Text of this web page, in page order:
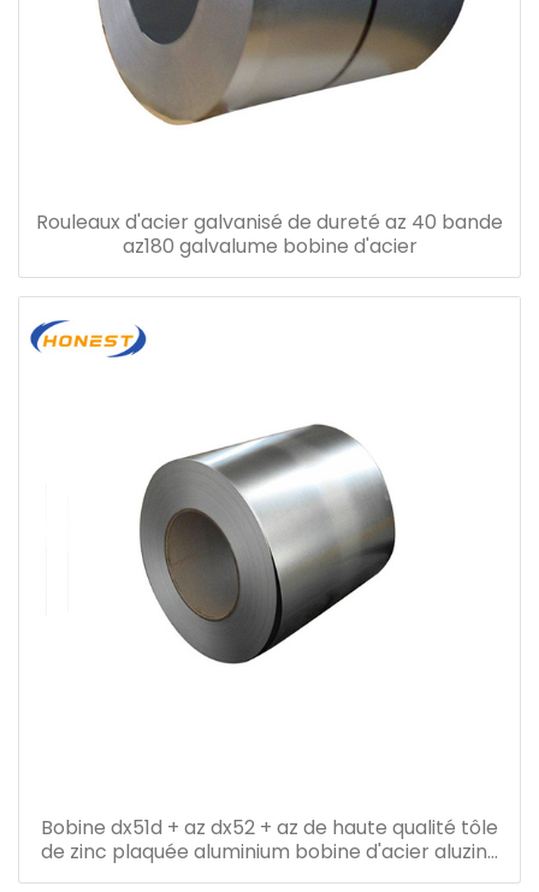
Rouleaux d'acier galvanisé de dureté az 40 bande
az180 galvalume bobine d'acier
Bobine dx51d + az dx52 + az de haute qualité tôle
de zinc plaquée aluminium bobine d'acier aluzinc
bobine d'acier galvalume